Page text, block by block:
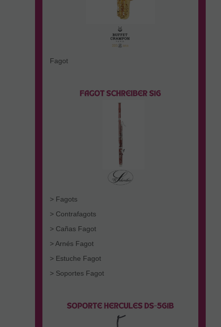
Fagot
> Fagots
> Contrafagots
> Cañas Fagot
> Arnés Fagot
> Estuche Fagot
> Soportes Fagot